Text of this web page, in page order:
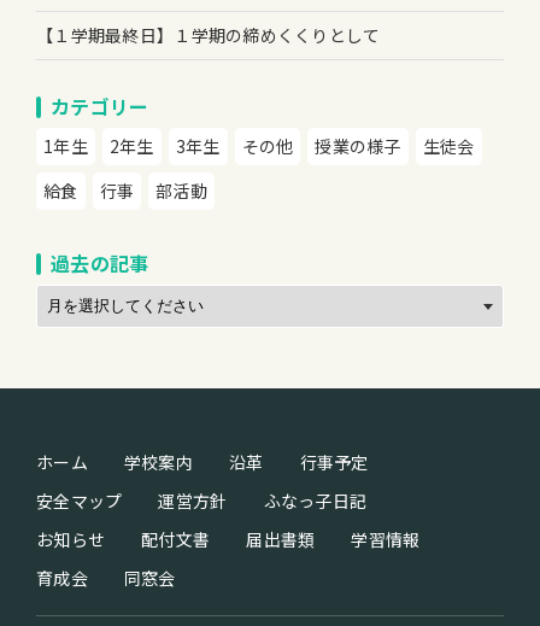
【１学期最終日】１学期の締めくくりとして
カテゴリー
1年生 2年生 3年生 その他 授業の様子
生徒会
給食
行事 部活動
過去の記事
ホーム 学校案内 沿革
行事予定
安全マップ
運営方針
ふなっ子日記
お知らせ
配付文書 届出書類
学習情報
育成会
同窓会